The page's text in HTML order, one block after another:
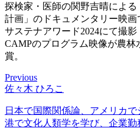
探検家・医師の関野吉晴によ
計画」のドキュメンタリー映画
サステナアワード2024にて撮
CAMPのプログラム映像が農林
賞。
Previous
佐々木 ひろこ
日本で国際関係論、アメリカ
港で文化人類学を学び、企業